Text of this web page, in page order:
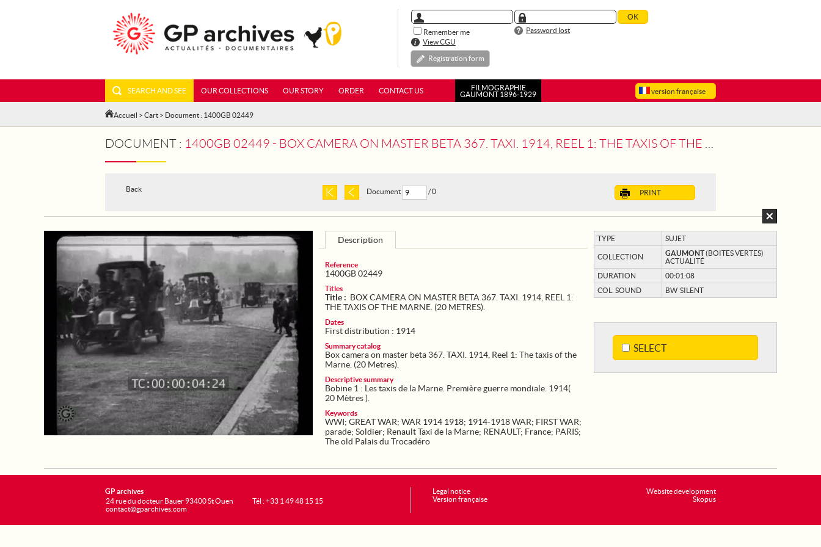
Remember me
Password lost
View CGU
Registration form
version française
SEARCH AND SEE OUR COLLECTIONS OUR STORY ORDER CONTACT US
FILMOGRAPHIE
GAUMONT 1896-1929
Accueil > Cart > Document : 1400GB 02449
DOCUMENT : 1400GB 02449 - BOX CAMERA ON MASTER BETA 367. TAXI. 1914, REEL 1: THE TAXIS OF THE MARNE. (20 METRES).
Back PRINT
Document / 0
TYPE SUJET
COLLECTION GAUMONT(BOITES VERTES)
ACTUALITÉ
DURATION
00:01:08
COL. SOUND
BW SILENT
SELECT
Description
Reference
1400GB 02449
Titles
Title : BOX CAMERA ON MASTER BETA 367. TAXI. 1914, REEL 1:
THE TAXIS OF THE MARNE. (20 METRES).
Dates
First distribution : 1914
Summary catalog
Box camera on master beta 367. TAXI. 1914, Reel 1: The taxis of the
Marne. (20 Metres).
Descriptive summary
Bobine 1 : Les taxis de la Marne. Première guerre mondiale. 1914(
20 Mètres ).
Keywords
WWI; GREAT WAR; WAR 1914 1918; 1914-1918 WAR; FIRST WAR;
parade; Soldier; Renault Taxi de la Marne; RENAULT; France; PARIS;
The old Palais du Trocadéro
Website development
Skopus
GP archives
24 rue du docteur Bauer 93400 St Ouen
contact@gparchives.com
Tél : +33 1 49 48 15 15
Legal notice
Version française